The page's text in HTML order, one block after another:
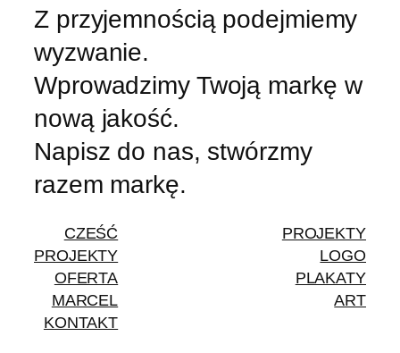
Z przyjemnością podejmiemy
wyzwanie.
Wprowadzimy Twoją markę w
nową jakość.
Napisz do nas, stwórzmy
razem markę.
CZEŚĆ
PROJEKTY
OFERTA
MARCEL
KONTAKT
PROJEKTY
LOGO
PLAKATY
ART